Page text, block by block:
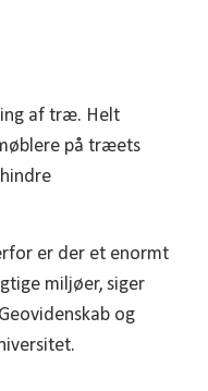
af træ. Helt
på træets
er der et enormt
miljøer, siger
og